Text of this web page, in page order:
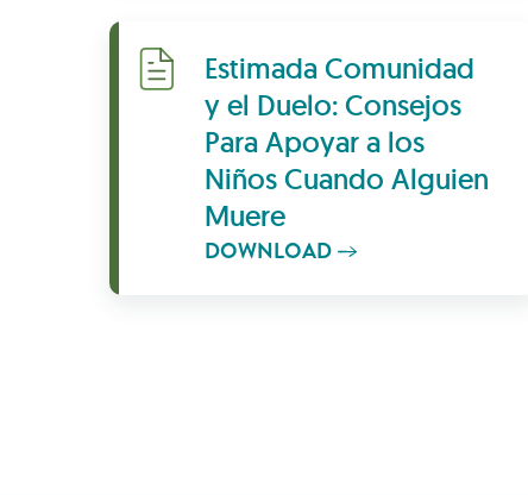
DownloadEstimada Comunidad
y el Duelo: Consejos
Para Apoyar a los
Niños Cuando Alguien
Muere
DOWNLOAD